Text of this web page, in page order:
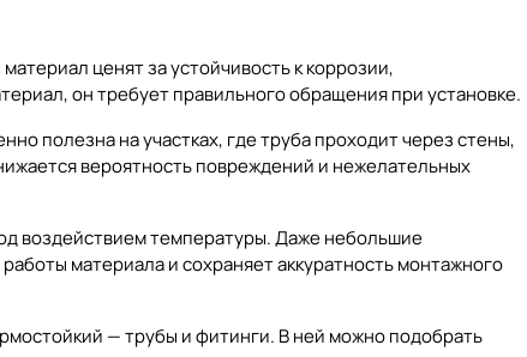
ценят за устойчивость к коррозии,
он требует правильного обращения при установке.
полезна на участках, где труба проходит через стены,
вероятность повреждений и нежелательных
воздействием температуры. Даже небольшие
материала и сохраняет аккуратность монтажного
— трубы и фитинги. В ней можно подобрать